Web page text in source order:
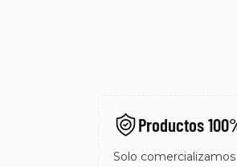
Productos
Solo